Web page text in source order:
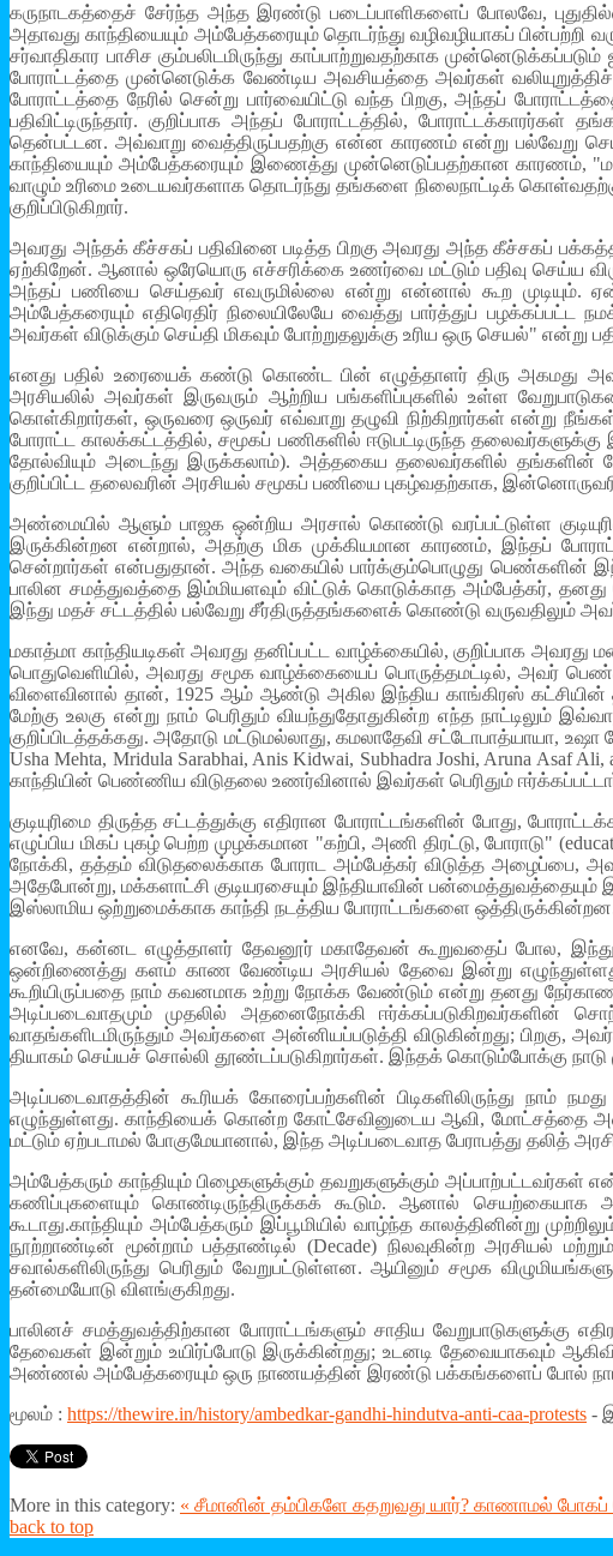
கருநாடகத்தைச் சேர்ந்த அந்த இரண்டு படைப்பாளிகளைப் போலவே,
அதாவது காந்தியையும் அம்பேத்கரையும் தொடர்ந்து வழிவழியாகப் பின்பற்றி
சர்வாதிகார பாசிச கும்பலிடமிருந்து காப்பாற்றுவதற்காக
போராட்டத்தை முன்னெடுக்க வேண்டிய அவசியத்தை அவர்கள் வலியுறுத்திச்
போராட்டத்தை நேரில் சென்று பார்வையிட்டு வந்த பிறகு, அந்தப்
பதிவிட்டிருந்தார். குறிப்பாக அந்தப் போராட்டத்தில்,
தென்பட்டன. அவ்வாறு வைத்திருப்பதற்கு என்ன காரணம் என்று பல்வேறு
காந்தியையும் அம்பேத்கரையும் இணைத்து முன்னெடுப்பதற்கான காரணம்,
வாழும் உரிமை உடையவர்களாக தொடர்ந்து தங்களை நிலைநாட்டிக்
குறிப்பிடுகிறார்.
அவரது அந்தக் கீச்சகப் பதிவினை படித்த பிறகு அவரது அந்த கீச்சகப்
ஏற்கிறேன். ஆனால் ஒரேயொரு எச்சரிக்கை உணர்வை மட்டும் பதிவு செய்ய
அந்தப் பணியை செய்தவர் எவருமில்லை என்று என்னால் கூற முடியும்.
அம்பேத்கரையும் எதிரெதிர் நிலையிலேயே வைத்து பார்த்துப்
அவர்கள் விடுக்கும் செய்தி மிகவும் போற்றுதலுக்கு உரிய ஒரு செயல்" என்று
எனது பதில் உரையைக் கண்டு கொண்ட பின் எழுத்தாளர் திரு அகமது
அரசியலில் அவர்கள் இருவரும் ஆற்றிய பங்களிப்புகளில் உள்ள
கொள்கிறார்கள், ஒருவரை ஒருவர் எவ்வாறு தழுவி நிற்கிறார்கள் என்று நீங்கள்
போராட்ட காலக்கட்டத்தில், சமூகப் பணிகளில் ஈடுபட்டிருந்த
தோல்வியும் அடைந்து இருக்கலாம்). அத்தகைய தலைவர்களில் தங்களின்
குறிப்பிட்ட தலைவரின் அரசியல் சமூகப் பணியை புகழ்வதற்காக,
அண்மையில் ஆளும் பாஜக ஒன்றிய அரசால் கொண்டு வரப்பட்டுள்ள
இருக்கின்றன என்றால், அதற்கு மிக முக்கியமான காரணம், இந்தப்
சென்றார்கள் என்பதுதான். அந்த வகையில் பார்க்கும்பொழுது பெண்களின்
பாலின சமத்துவத்தை இம்மியளவும் விட்டுக் கொடுக்காத அம்பேத்கர்,
இந்து மதச் சட்டத்தில் பல்வேறு சீர்திருத்தங்களைக் கொண்டு வருவதிலும்
மகாத்மா காந்தியடிகள் அவரது தனிப்பட்ட வாழ்க்கையில், குறிப்பாக
பொதுவெளியில், அவரது சமூக வாழ்க்கையைப் பொருத்தமட்டில், அவர்
விளைவினால் தான், 1925 ஆம் ஆண்டு அகில இந்திய காங்கிரஸ் கட்சியின்
மேற்கு உலகு என்று நாம் பெரிதும் வியந்துதோதுகின்ற எந்த நாட்டிலும்
குறிப்பிடத்தக்கது. அதோடு மட்டுமல்லாது, கமலாதேவி சட்டோபாத்யாயா,
Usha Mehta, Mridula Sarabhai, Anis Kidwai, Subhadra Joshi, Aruna
காந்தியின் பெண்ணிய விடுதலை உணர்வினால் இவர்கள் பெரிதும்
குடியுரிமை திருத்த சட்டத்துக்கு எதிரான போராட்டங்களின் போது,
எழுப்பிய மிகப் புகழ் பெற்ற முழக்கமான "கற்பி, அணி திரட்டு, போராடு"
நோக்கி, தத்தம் விடுதலைக்காக போராட அம்பேத்கர் விடுத்த அழைப்பை,
அதேபோன்று, மக்களாட்சி குடியரசையும் இந்தியாவின் பன்மைத்துவத்தையும்
இஸ்லாமிய ஒற்றுமைக்காக காந்தி நடத்திய போராட்டங்களை
எனவே, கன்னட எழுத்தாளர் தேவனூர் மகாதேவன் கூறுவதைப் போல,
ஒன்றிணைத்து களம் காண வேண்டிய அரசியல் தேவை இன்று
கூறியிருப்பதை நாம் கவனமாக உற்று நோக்க வேண்டும் என்று தனது
அடிப்படைவாதமும் முதலில் அதனைநோக்கி ஈர்க்கப்படுகிறவர்களின்
வாதங்களிடமிருந்தும் அவர்களை அன்னியப்படுத்தி விடுகின்றது;
தியாகம் செய்யச் சொல்லி தூண்டப்படுகிறார்கள். இந்தக் கொடும்போக்கு நாடு
அடிப்படைவாதத்தின் கூரியக் கோரைப்பற்களின் பிடிகளிலிருந்து
எழுந்துள்ளது. காந்தியைக் கொன்ற கோட்சேவினுடைய ஆவி, மோட்சத்தை
மட்டும் ஏற்படாமல் போகுமேயானால், இந்த அடிப்படைவாத பேராபத்து தலித்
அம்பேத்கரும் காந்தியும் பிழைகளுக்கும் தவறுகளுக்கும்
கணிப்புகளையும் கொண்டிருந்திருக்கக் கூடும். ஆனால் செயற்கையாக
கூடாது.காந்தியும் அம்பேத்கரும் இப்பூமியில் வாழ்ந்த காலத்தினின்று
நூற்றாண்டின் மூன்றாம் பத்தாண்டில் (Decade) நிலவுகின்ற அரசியல்
சவால்களிலிருந்து பெரிதும் வேறுபட்டுள்ளன. ஆயினும் சமூக
தன்மையோடு விளங்குகிறது.
பாலினச் சமத்துவத்திற்கான போராட்டங்களும் சாதிய வேறுபாடுகளுக்கு
தேவைகள் இன்றும் உயிர்ப்போடு இருக்கின்றது; உடனடி தேவையாகவும்
அண்ணல் அம்பேத்கரையும் ஒரு நாணயத்தின் இரண்டு பக்கங்களைப் போல்
மூலம் : https://thewire.in/history/ambedkar-gandhi-hindutva-anti-caa-protests -
More in this category: « சீமானின் தம்பிகளே கதறுவது யார்? காணாமல் போகப்
back to top